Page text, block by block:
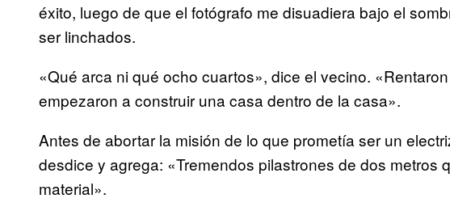
éxito, luego de que el fotógrafo me disuadiera bajo el
ser linchados.
«Qué arca ni qué ocho cuartos», dice el vecino.
empezaron a construir una casa dentro de la casa».
Antes de abortar la misión de lo que prometía ser un
desdice y agrega: «Tremendos pilastrones de dos metros
material».